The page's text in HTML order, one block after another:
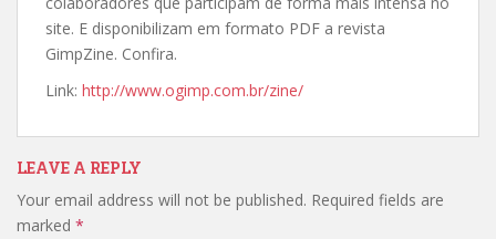
site. E disponibilizam em formato PDF a revista
GimpZine. Confira.
Link: http://www.ogimp.com.br/zine/
LEAVE A REPLY
Your email address will not be published. Required fields are
marked *